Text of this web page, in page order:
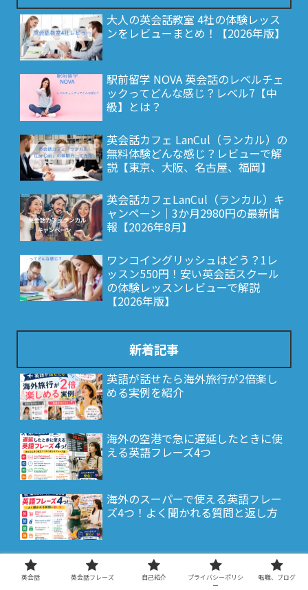
大人の英会話教室 4社の体験レッス
ンをレビューまとめ！【2026年版】
駅前留学 NOVA 英会話のレベルチェ
ックってどんな感じ？レベル7【中
級】とは？
英会話カフェ LanCul（ランカル）の
無料体験どんな感じ？レビューで解
説【東京、大阪、名古屋、福岡】
英会話カフェLanCul（ランカル）キ
ャンペーン｜3か月2980円の最新情
報【2026年8月】
ワンコイングリッシュはどう？1レ
ッスン550円！安い英会話スクール
の体験レッスンレビューで解説
【2026年版】
新着記事
英語が話せたら海外旅行が2倍楽し
める実例を紹介
海外の空港で急に遅延したときに使
える英語フレーズ4つ
海外のスーパーで使える英語フレー
ズ4つ！よく聞かれる質問と返し方
機内で使える英語フレーズ4つ！よ
く聞かれる質問と返し方
英会話 英会話フレーズ 自己紹介
プライバシーポリシ
ー
転職、ブログ